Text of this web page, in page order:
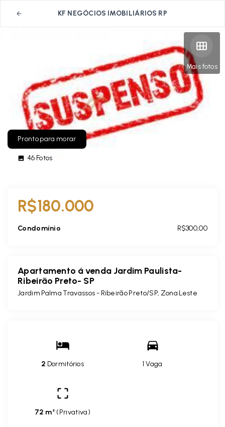
KF NEGÓCIOS IMOBILIÁRIOS RP
Mais fotos
Pronto para morar
46 Fotos
R$180.000
Condomínio R$300,00
Apartamento á venda Jardim Paulista-
Ribeirão Preto- SP
Jardim Palma Travassos - Ribeirão Preto/SP, Zona Leste
2 Dormitórios 1 Vaga
72 m² (Privativa)